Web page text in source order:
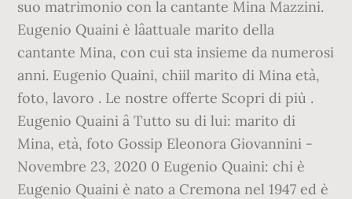
suo matrimonio con la cantante Mina Mazzini.
Eugenio Quaini è lâattuale marito della
cantante Mina, con cui sta insieme da numerosi
anni. Eugenio Quaini, chiil marito di Mina età,
foto, lavoro . Le nostre offerte Scopri di più .
Eugenio Quaini â Tutto su di lui: marito di
Mina, età, foto Gossip Eleonora Giovannini -
Novembre 23, 2020 0 Eugenio Quaini: chi è
Eugenio Quaini è nato a Cremona nel 1947 ed è